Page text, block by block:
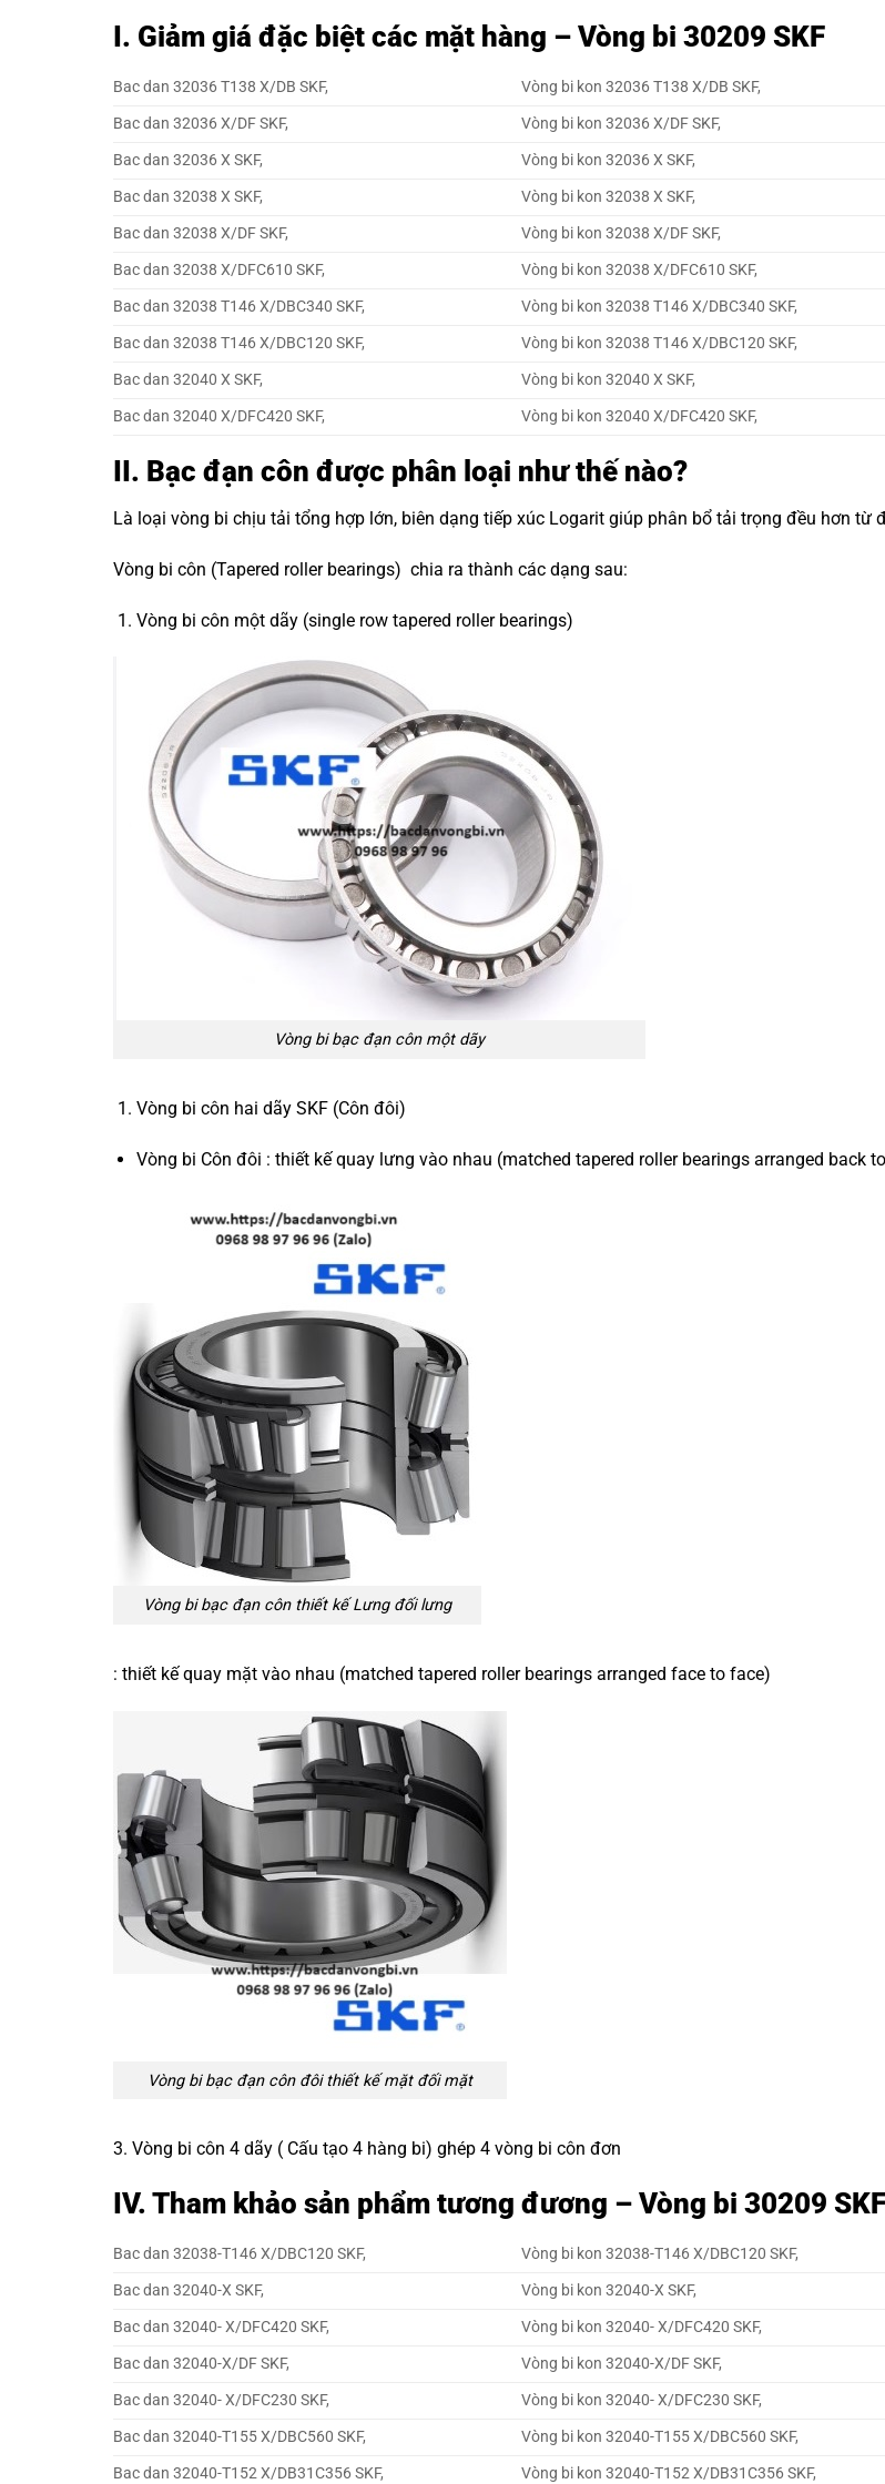
I. Giảm giá đặc biệt các mặt hàng – Vòng bi 30209 SKF
Bac dan 32036 T138 X/DB SKF, Vòng bi kon 32036 T138 X/DB SKF,
Bac dan 32036 X/DF SKF,
Vòng bi kon 32036 X/DF SKF,
Bac dan 32036 X SKF,
Vòng bi kon 32036 X SKF,
Bac dan 32038 X SKF,
Vòng bi kon 32038 X SKF,
Bac dan 32038 X/DF SKF,
Vòng bi kon 32038 X/DF SKF,
Bac dan 32038 X/DFC610 SKF,
Vòng bi kon 32038 X/DFC610 SKF,
Bac dan 32038 T146 X/DBC340 SKF,
Vòng bi kon 32038 T146 X/DBC340 SKF,
Bac dan 32038 T146 X/DBC120 SKF,
Vòng bi kon 32038 T146 X/DBC120 SKF,
Bac dan 32040 X SKF,
Vòng bi kon 32040 X SKF,
Bac dan 32040 X/DFC420 SKF,
Vòng bi kon 32040 X/DFC420 SKF,
II. Bạc đạn côn được phân loại như thế nào?
Là loại vòng bi chịu tải tổng hợp lớn, biên dạng tiếp xúc Logarit giúp phân bổ tải trọng đều hơn từ
Vòng bi côn (Tapered roller bearings) chia ra thành các dạng sau:
Vòng bi côn một dãy (single row tapered roller bearings)
Vòng bi bạc đạn côn một dãy
Vòng bi côn hai dãy SKF (Côn đôi)
Vòng bi Côn đôi : thiết kế quay lưng vào nhau (matched tapered roller bearings arranged back
Vòng bi bạc đạn côn thiết kế Lưng đối lưng
: thiết kế quay mặt vào nhau (matched tapered roller bearings arranged face to face)
Vòng bi bạc đạn côn đôithiết kế mặt đối mặt
3. Vòng bi côn 4 dãy ( Cấu tạo 4 hàng bi) ghép 4 vòng bi côn đơn
IV. Tham khảo sản phẩm tương đương – Vòng bi 30209 SKF
Bac dan 32038-T146 X/DBC120 SKF, Vòng bi kon 32038-T146 X/DBC120 SKF,
Bac dan 32040-X SKF,
Vòng bi kon 32040-X SKF,
Bac dan 32040- X/DFC420 SKF,
Vòng bi kon 32040- X/DFC420 SKF,
Bac dan 32040-X/DF SKF,
Vòng bi kon 32040-X/DF SKF,
Bac dan 32040- X/DFC230 SKF,
Vòng bi kon 32040- X/DFC230 SKF,
Bac dan 32040-T155 X/DBC560 SKF,
Vòng bi kon 32040-T155 X/DBC560 SKF,
Bac dan 32040-T152 X/DB31C356 SKF,
Vòng bi kon 32040-T152 X/DB31C356 SKF,